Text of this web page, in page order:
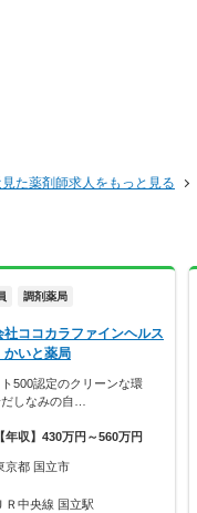
た薬剤師求人をもっと見る
調剤薬局
社ココカラファインヘルス
いと薬局
500認定のクリーンな環
しなみの自…
【年収】430万円～560万円
京都 国立市
ＪＲ中央線 国立駅